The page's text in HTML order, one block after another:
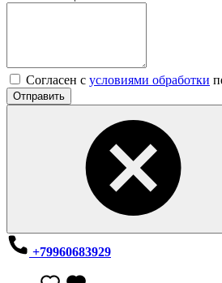
Согласен с условиями обработки
Отправить
+79960683929